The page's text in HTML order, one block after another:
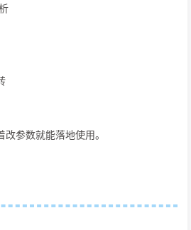
参数就能落地使用。